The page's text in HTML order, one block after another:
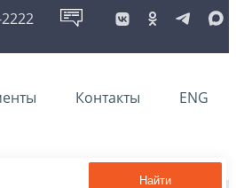
Контакты ENG
Найти